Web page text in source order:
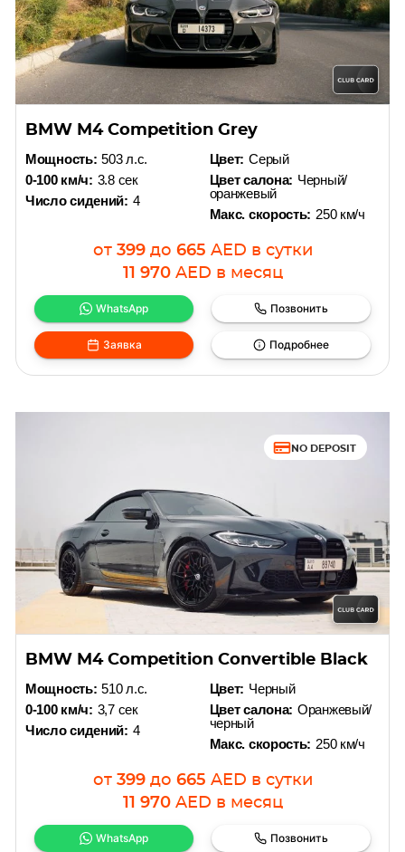
BMW M4 Competition Grey
Мощность: 503 л.с.
0-100 км/ч: 3.8 сек
Число сидений: 4
Цвет: Серый
Цвет салона: Черный/
оранжевый
Макс. скорость: 250 км/ч
от 399 до 665 AED в сутки
11 970 AED в месяц
WhatsApp Позвонить
Заявка Подробнее
NO DEPOSIT
BMW M4 Competition Convertible Black
Мощность: 510 л.с.
0-100 км/ч: 3,7 сек
Число сидений: 4
Цвет: Черный
Цвет салона: Оранжевый/
черный
Макс. скорость: 250 км/ч
от 399 до 665 AED в сутки
11 970 AED в месяц
WhatsApp Позвонить